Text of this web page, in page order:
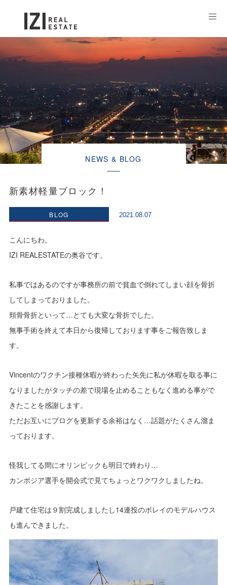
NEWS & BLOG
新素材軽量ブロック！
BLOG 2021.08.07
こんにちわ。
IZI REALESTATEの奥谷です。
私事ではあるのですが事務所の前で貧血で倒れてしまい顔を骨折
してしまっておりました。
頬骨骨折といって…とても大変な骨折でした。
無事手術を終えて本日から復帰しております事をご報告致しま
す。
Vincentのワクチン接種休暇が終わった矢先に私が休暇を取る事に
なりましたがタッチの差で現場を止めることもなく進める事がで
きたことを感謝します。
ただお互いにブログを更新する余裕はなく…話題がたくさん溜ま
っております。
怪我してる間にオリンピックも明日で終わり…
カンボジア選手を開会式で見てちょっとワクワクしましたね。
戸建て住宅は９割完成しましたし14連投のボレイのモデルハウス
も進んできました。